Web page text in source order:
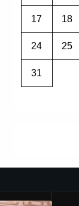
17 18
24 25
31